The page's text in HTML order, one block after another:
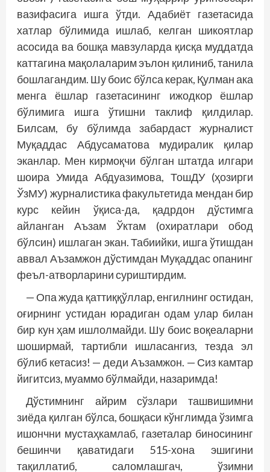
вазифасига ишга ўтди. Адабиёт газетасида
хатлар бўлимида ишлаб, келган шикоятлар
асосида ва бошқа мавзуларда қисқа муддатда
каттагина мақолаларим эълон қилиниб, танила
бошлагандим. Шу боис бўлса керак, Қулман ака
менга ёшлар газетасининг ижодкор ёшлар
бўлимига ишга ўтишни таклиф қилдилар.
Билсам, бу бўлимда забардаст журналист
Муқаддас Абдусаматова мудиралик қилар
эканлар. Мен кирмоқчи бўлган штатда илгари
шоира Умида Абдуазимова, ТошДУ (ҳозирги
ЎзМУ) журналистика факультетида мендан бир
курс кейин ўқиса-да, қадрдон дўстимга
айланган Аъзам Ўктам (охиратлари обод
бўлсин) ишлаган экан. Табиийки, ишга ўтишдан
аввал Аъзамжон дўстимдан Муқаддас опанинг
феъл-атворларини суриштирдим.
— Опа жуда қаттиққўллар, енгилнинг остидан,
оғирнинг устидан юрадиган одам улар билан
бир кун ҳам ишлолмайди. Шу боис воқеаларни
шоширмай, тартибли ишласангиз, тезда эл
бўлиб кетасиз! — деди Аъзамжон. — Сиз камтар
йигитсиз, муаммо бўлмайди, назаримда!
Дўстимнинг айрим сўзлари ташвишимни
зиёда қилган бўлса, бошқаси кўнглимда ўзимга
ишончни мустаҳкамлаб, газеталар биносининг
бешинчи қаватидаги 515-хона эшигини
тақиллатиб, саломлашгач, ўзимни